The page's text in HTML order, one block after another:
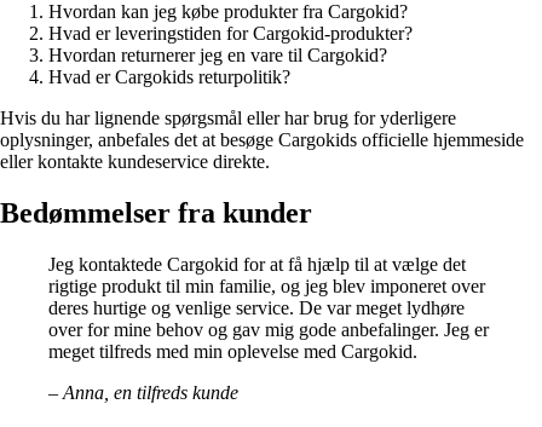
Hvordan kan jeg købe produkter fra Cargokid?
Hvad er leveringstiden for Cargokid-produkter?
Hvordan returnerer jeg en vare til Cargokid?
Hvad er Cargokids returpolitik?
Hvis du har lignende spørgsmål eller har brug for yderligere
oplysninger, anbefales det at besøge Cargokids officielle hjemmeside
eller kontakte kundeservice direkte.
Bedømmelser fra kunder
Jeg kontaktede Cargokid for at få hjælp til at vælge det
rigtige produkt til min familie, og jeg blev imponeret over
deres hurtige og venlige service. De var meget lydhøre
over for mine behov og gav mig gode anbefalinger. Jeg er
meget tilfreds med min oplevelse med Cargokid.
– Anna, en tilfreds kunde